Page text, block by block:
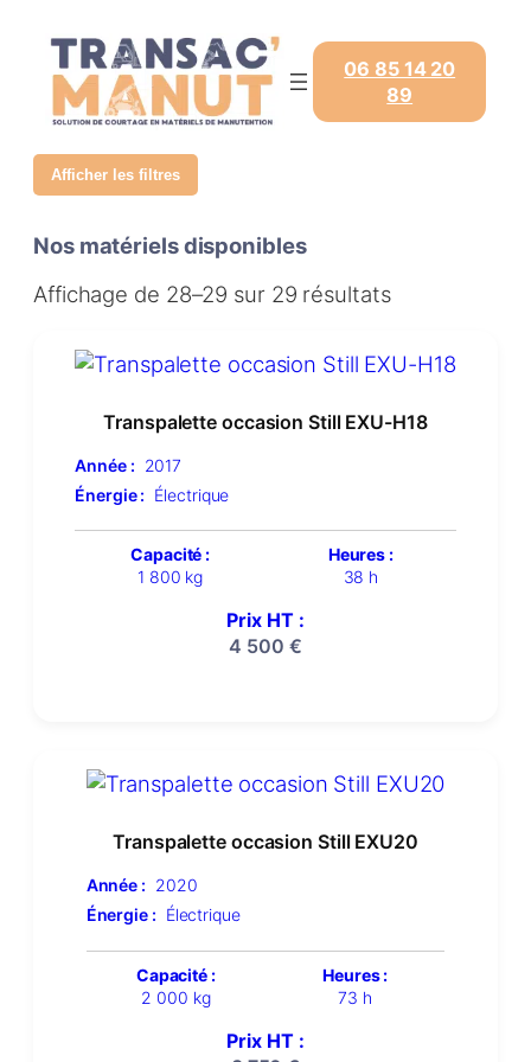
06 85 14 20
89
Afficher les filtres
Nos matériels disponibles
Affichage de 28–29 sur 29 résultats
Transpalette occasion Still EXU-H18
Année : 2017
Énergie : Électrique
Capacité :
1 800 kg
Heures :
38 h
Prix HT :
4 500 €
Transpalette occasion Still EXU20
Année : 2020
Énergie : Électrique
Capacité :
2 000 kg
Heures :
73 h
Prix HT :